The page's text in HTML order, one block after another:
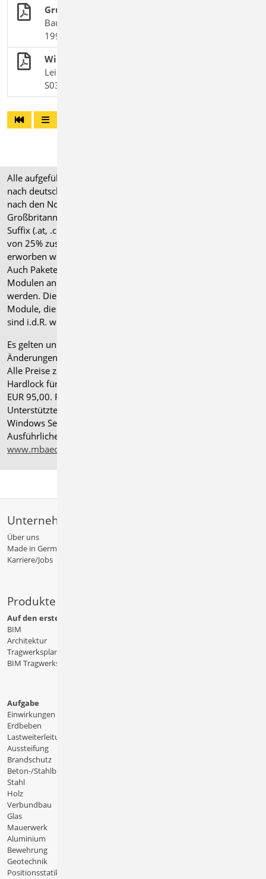
Grundlagen + Einwirkungen
BauStatik-Module nach DIN EN 1990, DIN EN
1991-1 und DIN EN 1998-1-3
Wind- und Schneelasten auf Gebäude
Leistungsbeschreibung des BauStatik-Moduls
S031.de Wind- und Schneelasten
Alle aufgeführten Preise verstehen sich für Module/Pakete
nach deutschen Normgrundlagen (".de"). Module, die auch
nach den Normen für Österreich, Schweiz, Italien und
Großbritannien verfügbar sind, tragen ein entsprechendes
Suffix (.at, .ch, .it bzw. .uk) und können gegen einen Aufpreis
von 25% zusammen mit dem jeweiligen ".de"-Modul
erworben werden.
Auch Pakete können gegen einen Aufpreis von 25% mit
Modulen anderer Normen (.at, .ch, .it bzw. .uk) erweitert
werden. Die Paketerweiterung umfasst alle entsprechenden
Module, die zum Zeitpunkt des Kaufs verfügbar sind. Das
sind i.d.R. weniger Module als nach deutscher Norm.
Es gelten unsere
Änderungen und Irrtümer vorbehalten.
Alle Preise zzgl. Versandkosten und gesetzlicher MwSt.
Hardlock für Einzelplatzlizenz, je Arbeitsplatz erforderlich
EUR 95,00. Folgelizenz-/Netzwerkbedingungen auf Anfrage.
Unterstützte Betriebssysteme: Windows
Windows Server 2025 mit Windows Terminal Server.
Ausführliche Informationen auf
www.mbaec.de/service/systemvoraussetzungen
Unternehmen
Über uns
Made in Germany
Karriere/Jobs
Produkte
Auf den ersten Blick
BIM
Architektur
Tragwerksplanung
BIM Tragwerksplanung
Aufgabe
Einwirkungen
Erdbeben
Lastweiterleitung
Aussteifung
Brandschutz
Beton-/Stahlbeton
Stahl
Holz
Verbundbau
Glas
Mauerwerk
Aluminium
Bewehrung
Geotechnik
Positionsstatik